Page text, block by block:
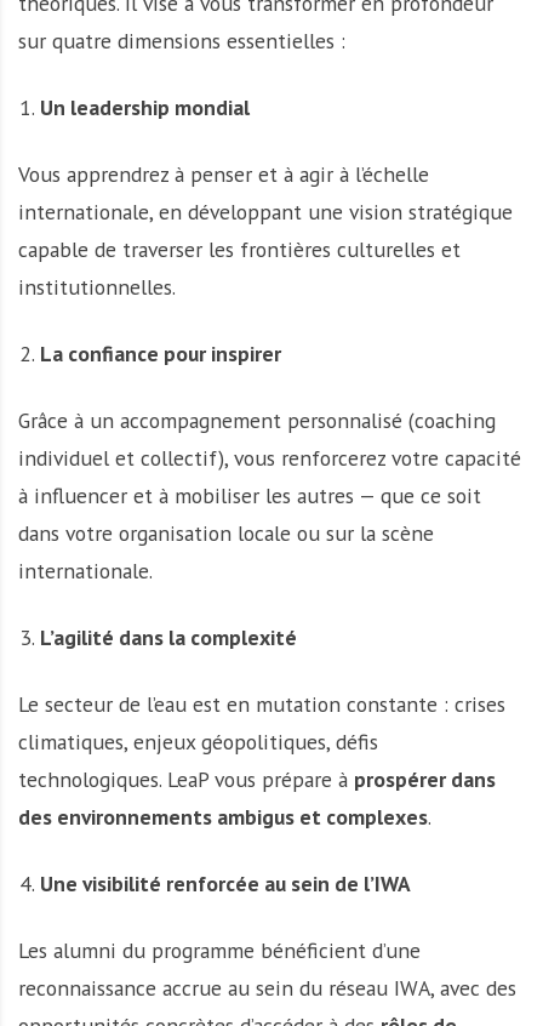
sur quatre dimensions essentielles :
Un leadership mondial
Vous apprendrez à penser et à agir à l’échelle
internationale, en développant une vision stratégique
capable de traverser les frontières culturelles et
institutionnelles.
La confiance pour inspirer
Grâce à un accompagnement personnalisé (coaching
individuel et collectif), vous renforcerez votre capacité
à influencer et à mobiliser les autres — que ce soit
dans votre organisation locale ou sur la scène
internationale.
L’agilité dans la complexité
Le secteur de l’eau est en mutation constante : crises
climatiques, enjeux géopolitiques, défis
technologiques. LeaP vous prépare à prospérer dans
des environnements ambigus et complexes.
Une visibilité renforcée au sein de l’IWA
Les alumni du programme bénéficient d’une
reconnaissance accrue au sein du réseau IWA, avec des